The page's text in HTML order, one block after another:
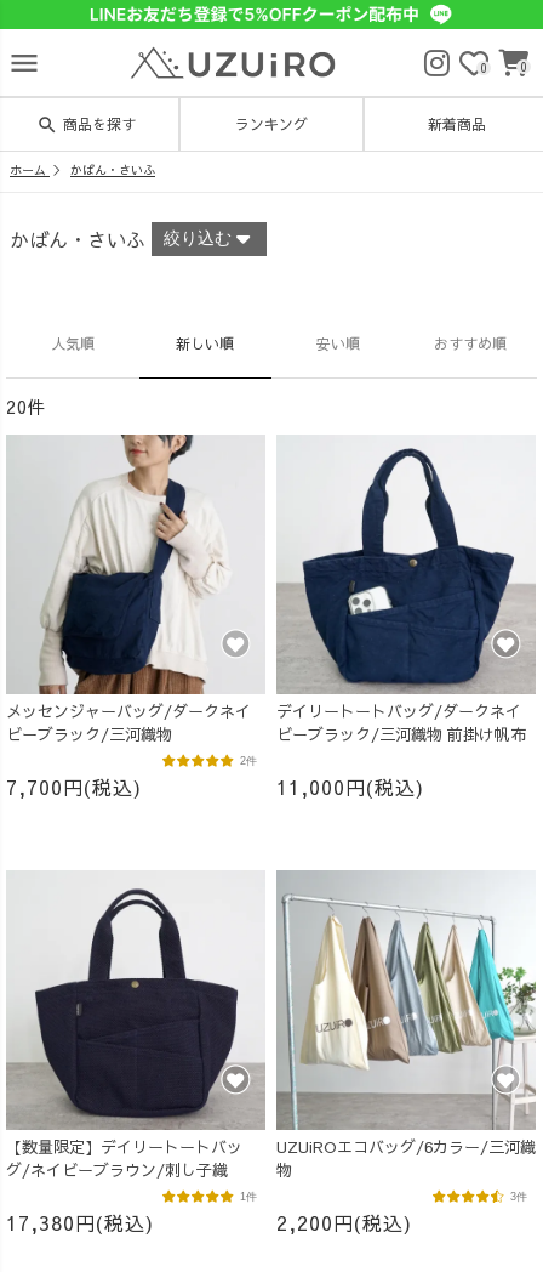
menu 0 0
search 商品を探す ランキング 新着商品
ホーム かばん・さいふ
かばん・さいふ 絞り込む
人気順 新しい順 安い順 おすすめ順
20件
メッセンジャーバッグ/ダークネイ
ビーブラック/三河織物
7,700円(税込)
2件
デイリートートバッグ/ダークネイ
ビーブラック/三河織物 前掛け帆布
11,000円(税込)
【数量限定】デイリートートバッ
グ/ネイビーブラウン/刺し子織
17,380円(税込)
1件
UZUiROエコバッグ/6カラー/三河織
物
2,200円(税込)
3件